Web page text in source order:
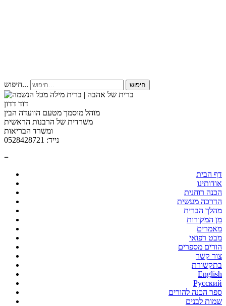
חיפוש... חיפוש
דוד דדון
מוהל מוסמך מטעם הוועדה הבין
משרדית של הרבנות הראשית
ומשרד הבריאות
נייד: 0528428721
=
דף הבית
אודותינו
הכנה רוחנית
הדרכה מעשית
מהלך הברית
מן המקורות
מאמרים
מבט רפואי
הורים מספרים
צור קשר
בתקשורת
English
Русский
ספר הכנה להורים
שמות לבנים